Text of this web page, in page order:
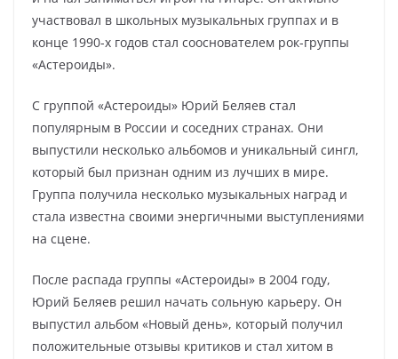
участвовал в школьных музыкальных группах и в
конце 1990-х годов стал сооснователем рок-группы
«Астероиды».
С группой «Астероиды» Юрий Беляев стал
популярным в России и соседних странах. Они
выпустили несколько альбомов и уникальный сингл,
который был признан одним из лучших в мире.
Группа получила несколько музыкальных наград и
стала известна своими энергичными выступлениями
на сцене.
После распада группы «Астероиды» в 2004 году,
Юрий Беляев решил начать сольную карьеру. Он
выпустил альбом «Новый день», который получил
положительные отзывы критиков и стал хитом в